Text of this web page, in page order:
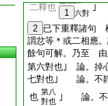
二釋也
1 六對
｣
2 已下重釋諸句
謂忿等＊或二相應
餘句可解。乃至 由
第六對也｣ 論。掉
七對也｣ 論。不靜
也 第八
對也 ｣ 論。不